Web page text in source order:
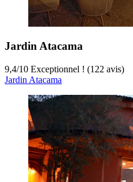
Jardin Atacama
9,4/10 Exceptionnel ! (122 avis)
Jardin Atacama